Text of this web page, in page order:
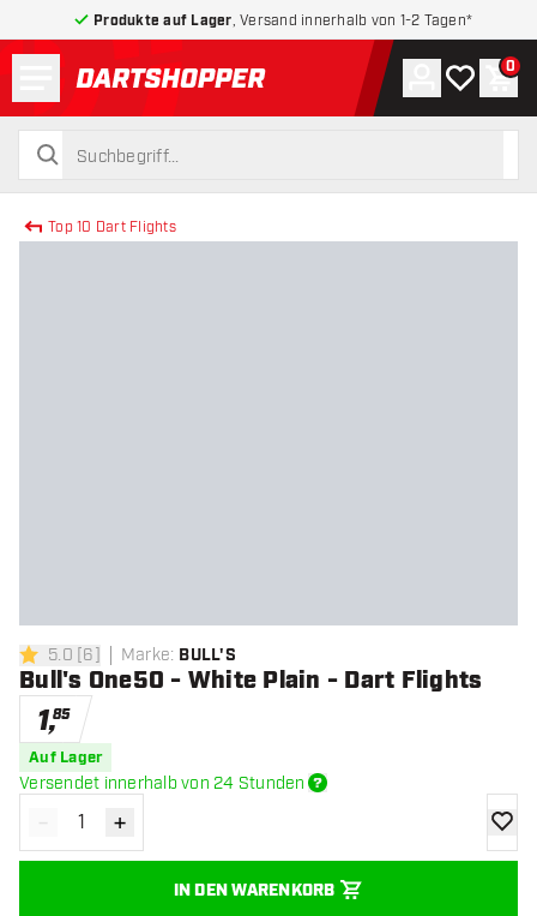
Produkte auf Lager , Versand innerhalb von 1-2 Tagen*
zurück zur Startseite
suchen
suchen
Konto
Meine 0
Top 10 Dart Flights
5 Bewertungssterne
5.0 [6] Marke: BULL'S
Bull's One50 - White Plain - Dart Flights
1,85
Auf Lager
Versendet innerhalb von 24 Stunden
Menge verringern
- Menge erhöhen
+
IN DEN WARENKORB
Zur